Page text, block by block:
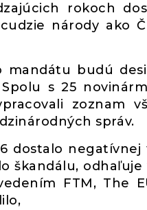
rokoch
národy ako
mandátu budú
s 25
zoznam
správ.
dostalo
škandálu,
FTM, The